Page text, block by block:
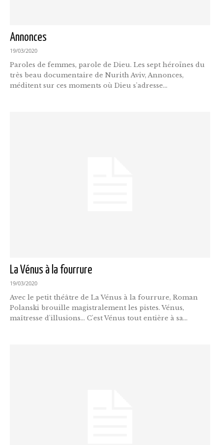
Annonces
19/03/2020
Paroles de femmes, parole de Dieu. Les sept héroïnes du
très beau documentaire de Nurith Aviv, Annonces,
méditent sur ces moments où Dieu s'adresse...
La Vénus à la fourrure
19/03/2020
Avec le petit théâtre de La Vénus à la fourrure, Roman
Polanski brouille magistralement les pistes. Vénus,
maîtresse d'illusions... C'est Vénus tout entière à sa...